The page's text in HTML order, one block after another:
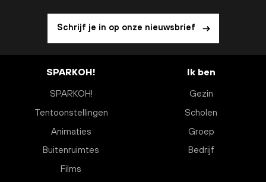
Schrijf je in op onze nieuwsbrief
SPARKOH!
SPARKOH!
Tentoonstellingen
Animaties
Buitenruimtes
Films
Ik ben
Gezin
Scholen
Groep
Bedrijf